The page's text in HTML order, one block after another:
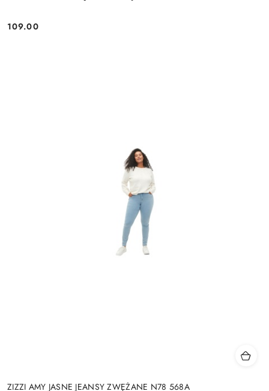
Cena:
109.00
ZIZZI AMY JASNE JEANSY ZWĘŻANE N78 568A